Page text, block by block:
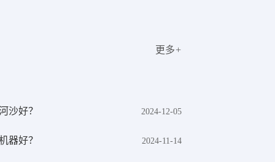
更多+
沙好？ 2024-12-05
器好？ 2024-11-14